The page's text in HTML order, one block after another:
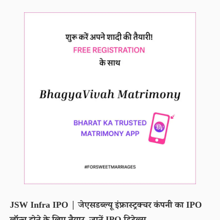
JSW Infra IPO | जेएसडब्ल्यू इंफ्रास्ट्रक्चर कंपनी का IPO